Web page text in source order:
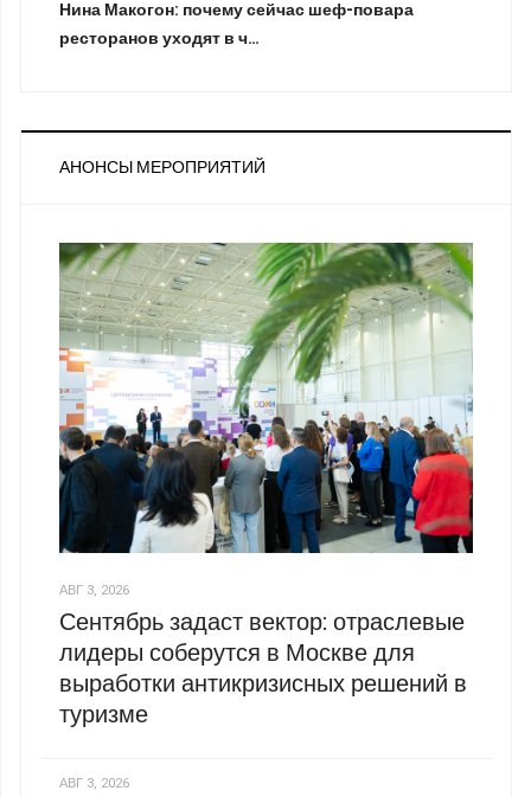
Нина Макогон: почему сейчас шеф-повара
ресторанов уходят в ч…
АНОНСЫ МЕРОПРИЯТИЙ
АВГ 3, 2026
Сентябрь задаст вектор: отраслевые
лидеры соберутся в Москве для
выработки антикризисных решений в
туризме
АВГ 3, 2026